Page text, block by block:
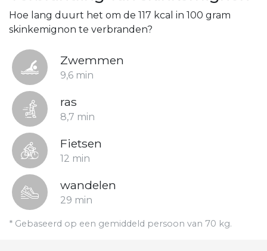
Hoe lang duurt het om de 117 kcal in 100 gram
skinkemignon te verbranden?
Zwemmen
9,6 min
ras
8,7 min
Fietsen
12 min
wandelen
29 min
* Gebaseerd op een gemiddeld persoon van 70 kg.